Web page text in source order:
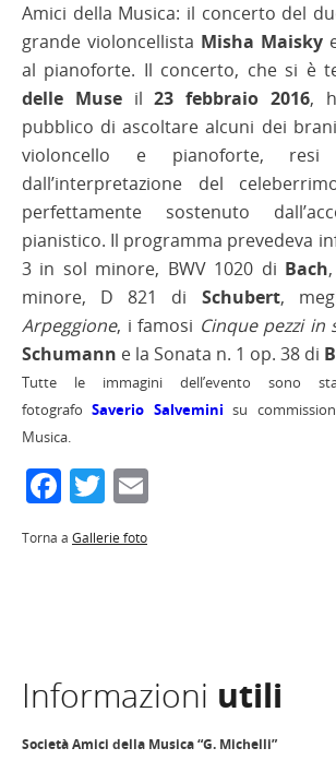
Amici della Musica: il concerto del
grande violoncellista Misha Maisky
al pianoforte. Il concerto, che si è
delle Museil23 febbraio 2016,
pubblico di ascoltare alcuni dei
violoncello e pianoforte, resi
dall’interpretazione del
perfettamente sostenuto
pianistico. Il programma prevedeva
3 in sol minore, BWV 1020 di Bach
minore, D 821 di Schubert,
Arpeggione, i famosi Cinque pezzi
Schumann e la Sonata n. 1 op. 38 di
Tutte le immagini dell’evento sono
fotografoSaverio Salvemini su
Musica.
Facebook
Twitter
Torna a Gallerie foto
Informazioni utili
Società Amici della Musica “G. Michelli”